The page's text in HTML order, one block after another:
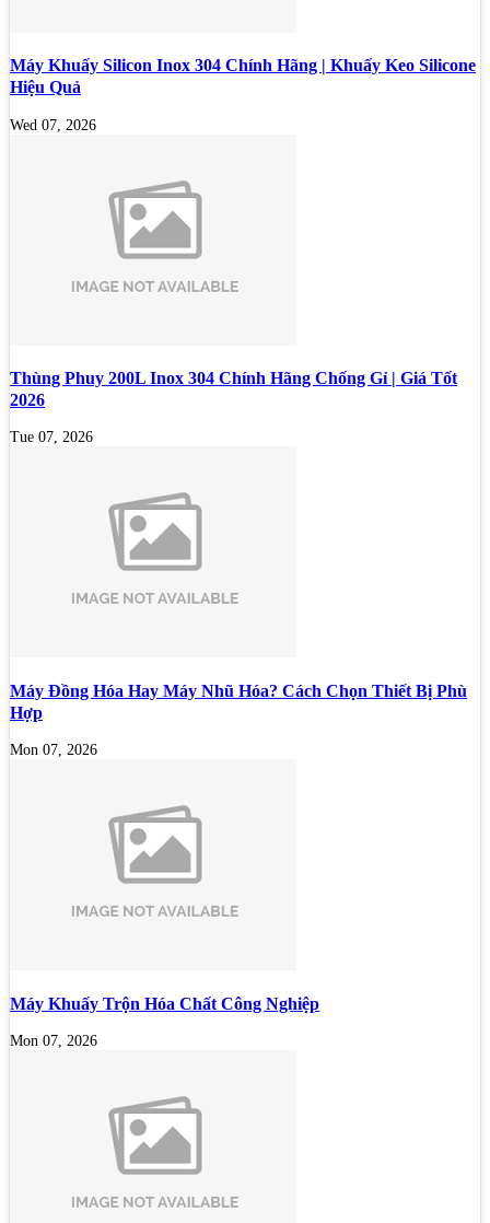
Máy Khuấy Silicon Inox 304 Chính Hãng | Khuấy Keo Silicone
Hiệu Quả
Wed 07, 2026
Thùng Phuy 200L Inox 304 Chính Hãng Chống Gỉ | Giá Tốt
2026
Tue 07, 2026
Máy Đồng Hóa Hay Máy Nhũ Hóa? Cách Chọn Thiết Bị Phù
Hợp
Mon 07, 2026
Máy Khuấy Trộn Hóa Chất Công Nghiệp
Mon 07, 2026